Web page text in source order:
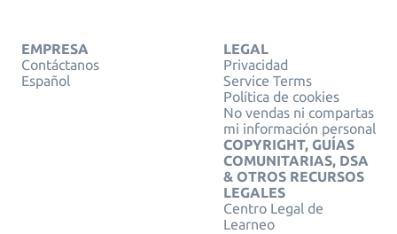
EMPRESA
Contáctanos
Español
LEGAL
Privacidad
Service Terms
Política de cookies
No vendas ni compartas
mi información personal
COPYRIGHT, GUÍAS
COMUNITARIAS, DSA
& OTROS RECURSOS
LEGALES
Centro Legal de
Learneo